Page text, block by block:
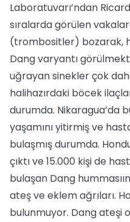
Laboratuvarı’ndan
sıralarda görülen
(trombositler) bozarak,
Dang varyantı
uğrayan sinekler çok
halihazırdaki böcek
durumda. Nikaragua’da
yaşamını yitirmiş ve
bulaşmış durumda.
çıktı ve 15.000 kişi de
bulaşan Dang
ateş ve eklem ağrıları.
bulunmuyor. Dang ateşi